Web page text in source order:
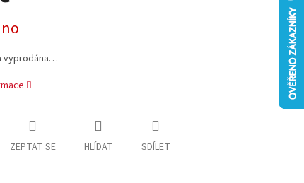
vyprodána…
ZEPTAT SE HLÍDAT SDÍLET